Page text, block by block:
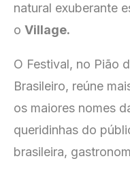
natural exuberante
o Village.
O Festival, no Pião
Brasileiro, reúne
os maiores nomes
queridinhas do
brasileira,